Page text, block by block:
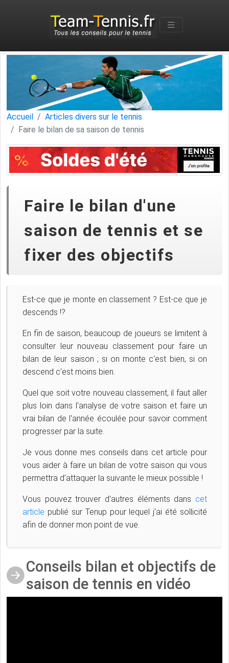
Accueil
Articles divers sur le tennis
Faire le bilan de sa saison de tennis
Faire le bilan d'une
saison de tennis et se
fixer des objectifs
Est-ce que je monte en classement ? Est-ce que je
descends !?
En fin de saison, beaucoup de joueurs se limitent à
consulter leur nouveau classement pour faire un
bilan de leur saison ; si on monte c'est bien, si on
descend c'est moins bien.
Quel que soit votre nouveau classement, il faut aller
plus loin dans l'analyse de votre saison et faire un
vrai bilan de l'année écoulée pour savoir comment
progresser par la suite.
Je vous donne mes conseils dans cet article pour
vous aider à faire un bilan de votre saison qui vous
permettra d'attaquer la suivante le mieux possible !
Vous pouvez trouver d'autres éléments dans cet
article publié sur Tenup pour lequel j'ai été sollicité
afin de donner mon point de vue.
Conseils bilan et objectifs de
saison de tennis en vidéo